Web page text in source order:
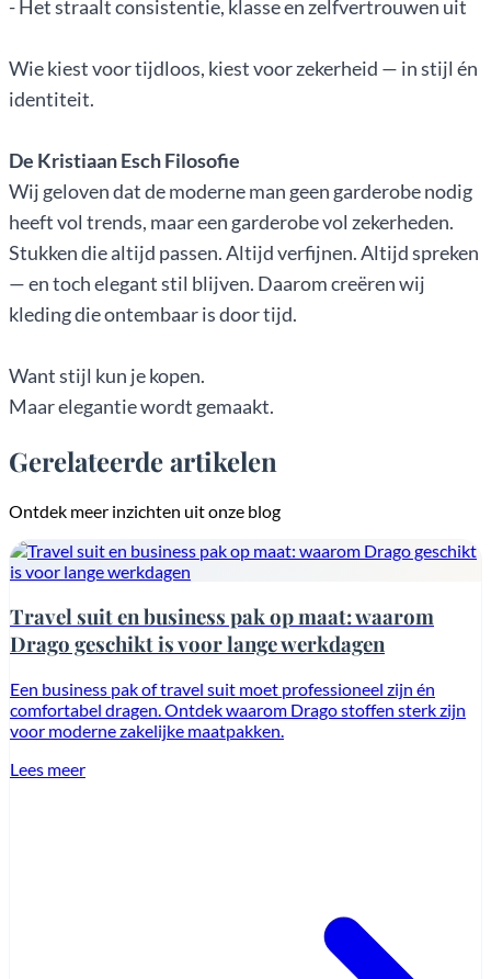
- Het straalt consistentie, klasse en zelfvertrouwen uit
Wie kiest voor tijdloos, kiest voor zekerheid — in stijl én
identiteit.
De Kristiaan Esch Filosofie
Wij geloven dat de moderne man geen garderobe nodig
heeft vol trends, maar een garderobe vol zekerheden.
Stukken die altijd passen. Altijd verfijnen. Altijd spreken
— en toch elegant stil blijven. Daarom creëren wij
kleding die ontembaar is door tijd.
Want stijl kun je kopen.
Maar elegantie wordt gemaakt.
Gerelateerde artikelen
Ontdek meer inzichten uit onze blog
Travel suit en business pak op maat: waarom
Drago geschikt is voor lange werkdagen
Een business pak of travel suit moet professioneel zijn én
comfortabel dragen. Ontdek waarom Drago stoffen sterk zijn
voor moderne zakelijke maatpakken.
Lees meer